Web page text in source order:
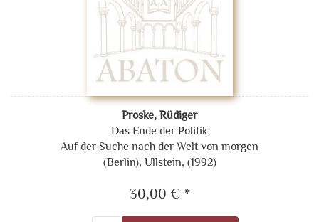
Proske, Rüdiger
Das Ende der Politik
Auf der Suche nach der Welt von morgen
(Berlin), Ullstein, (1992)
30,00 € *